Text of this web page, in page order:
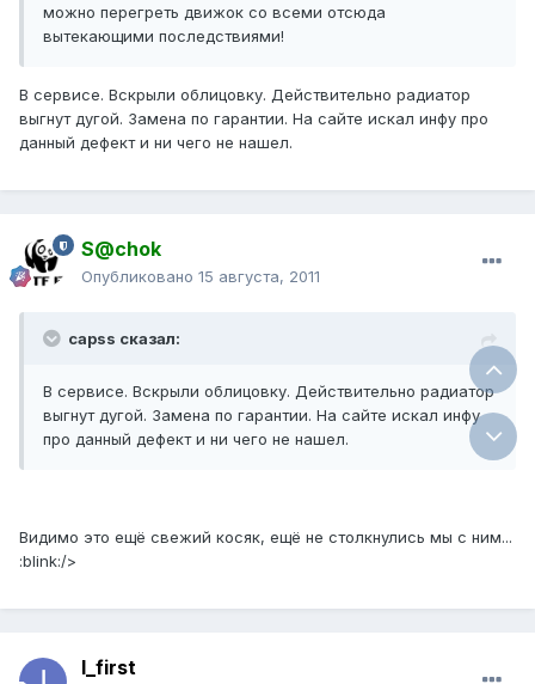
можно перегреть движок со всеми отсюда
вытекающими последствиями!
В сервисе. Вскрыли облицовку. Действительно радиатор
выгнут дугой. Замена по гарантии. На сайте искал инфу про
данный дефект и ни чего не нашел.
S@chok
Опубликовано 15 августа, 2011
capss сказал:
В сервисе. Вскрыли облицовку. Действительно радиатор
выгнут дугой. Замена по гарантии. На сайте искал инфу
про данный дефект и ни чего не нашел.
Видимо это ещё свежий косяк, ещё не столкнулись мы с ним...
:blink:/>
I_first